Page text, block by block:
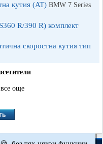
кутия (AT) BMW 7 Series
R/390 R) комплект
скоростна кутия тип
още